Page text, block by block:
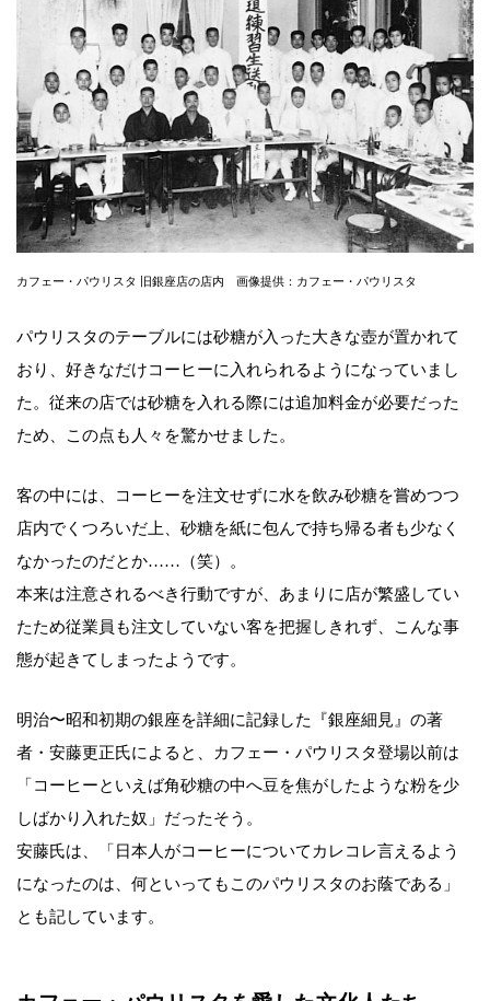
カフェー・パウリスタ 旧銀座店の店内 画像提供：カフェー・パウリスタ
パウリスタのテーブルには砂糖が入った大きな壺が置かれて
おり、好きなだけコーヒーに入れられるようになっていまし
た。従来の店では砂糖を入れる際には追加料金が必要だった
ため、この点も人々を驚かせました。
客の中には、コーヒーを注文せずに水を飲み砂糖を嘗めつつ
店内でくつろいだ上、砂糖を紙に包んで持ち帰る者も少なく
なかったのだとか……（笑）。
本来は注意されるべき行動ですが、あまりに店が繁盛してい
たため従業員も注文していない客を把握しきれず、こんな事
態が起きてしまったようです。
明治〜昭和初期の銀座を詳細に記録した『銀座細見』の著
者・安藤更正氏によると、カフェー・パウリスタ登場以前は
「コーヒーといえば角砂糖の中へ豆を焦がしたような粉を少
しばかり入れた奴」だったそう。
安藤氏は、「日本人がコーヒーについてカレコレ言えるよう
になったのは、何といってもこのパウリスタのお蔭である」
とも記しています。